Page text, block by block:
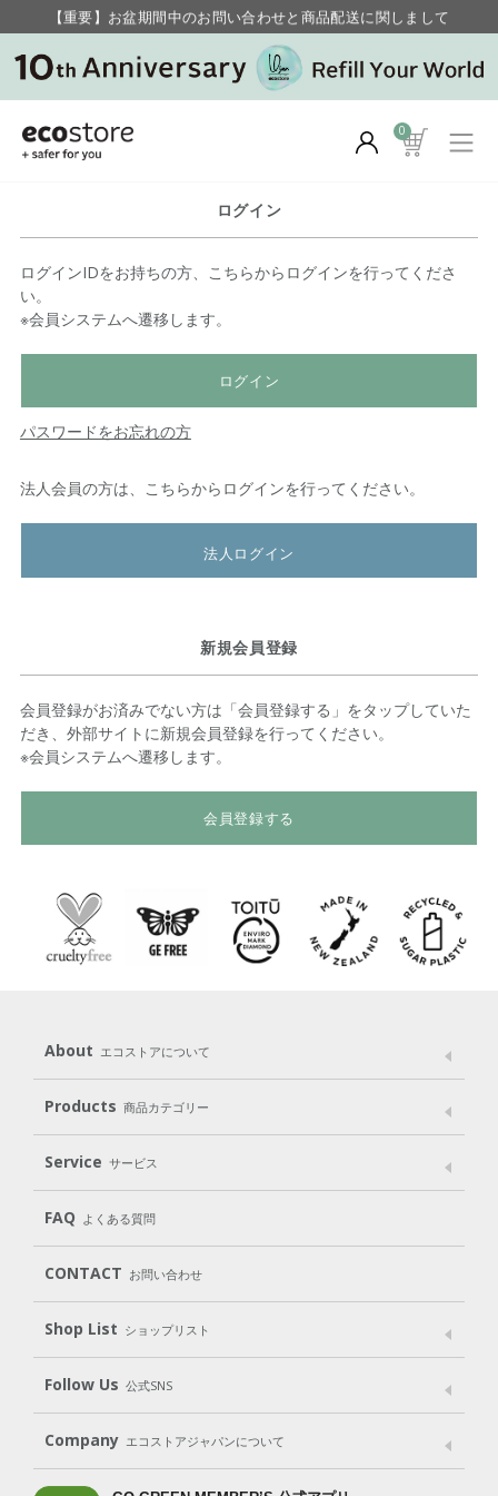
【重要】お盆期間中のお問い合わせと商品配送に関しまして
毎月お得にポイントが貯まる！ “月のポイントアップデー”
0
ログイン
ログインIDをお持ちの方、こちらからログインを行ってくださ
い。
※会員システムへ遷移します。
ログイン
パスワードをお忘れの方
法人会員の方は、こちらからログインを行ってください。
法人ログイン
新規会員登録
会員登録がお済みでない方は「会員登録する」をタップしていた
だき、外部サイトに新規会員登録を行ってください。
※会員システムへ遷移します。
会員登録する
About エコストアについて
メッセージ ブランドストーリー
パッケージへのこだわり
動物実験をしない
Products 商品カテゴリー
Laundry
Cleaning Baby Kids
Body（ボディ） Hair（ヘア） Oral care（オーラルケア）
Goods （グッズ）
Gift set
Service サービス
User Guide
Subscription（定期便）
FAQ よくある質問
CONTACT お問い合わせ
Shop List ショップリスト
Shop List
Follow Us 公式SNS
LINE＠ Instagram Facebook
Company エコストアジャパンについて
会社案内 ご利用規約 プライバシーポリシー